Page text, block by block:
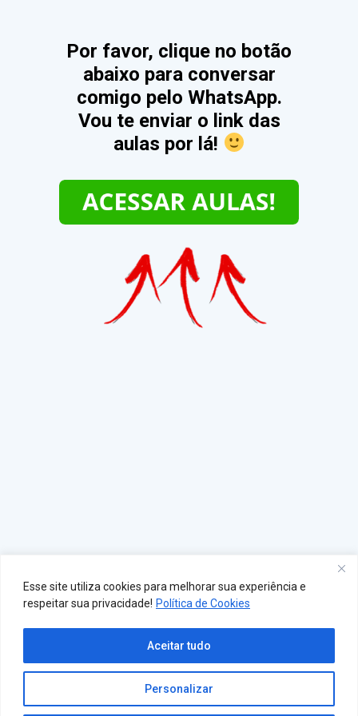
Esse site utiliza cookies para melhorar sua experiência e
respeitar sua privacidade! Política de Cookies
Personalizar
Aceitar tudo
Por favor, clique no botão
abaixo para conversar
comigo pelo WhatsApp.
Vou te enviar o link das
aulas por lá!